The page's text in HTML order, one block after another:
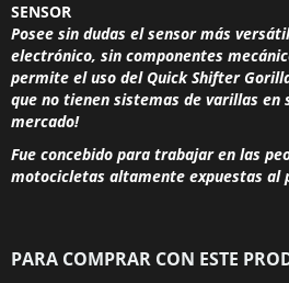
SENSOR
Posee sin dudas el sensor más
electrónico, sin componentes
permite el uso del Quick Shifter
que no tienen sistemas de varillas en
mercado!
Fue concebido para trabajar en las
motocicletas altamente expuestas al
PARA COMPRAR CON ESTE